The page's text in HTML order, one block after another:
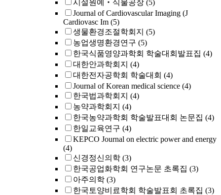
시설원예‧식물공장 (5)
Journal of Cardiovascular Imaging (J
Cardiovasc Im (5)
생물환경조절학회지 (5)
농업생명환경연구 (5)
한국식품영양과학회 학술대회발표집 (4)
대한안과학회지 (4)
대한전자공학회 학술대회 (4)
Journal of Korean medical science (4)
한국법과학회지 (4)
농약과학회지 (4)
한국농약과학회 학술발표대회 논문집 (4)
한일교육연구 (4)
KEPCO Journal on electric power and energy
(4)
신경정신의학 (3)
한국공업화학회 연구논문 초록집 (3)
아주의학 (3)
한국토양비료학회 학술발표회 초록집 (3)